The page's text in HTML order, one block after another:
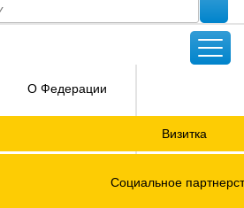
О Федерации
Визитка
изменениями от 2026 года
Социальное